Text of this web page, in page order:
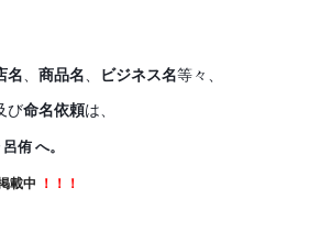
名、 商品名、 ビジネス名等々、
び命名依頼は、
侑 へ。
載中 ！！！